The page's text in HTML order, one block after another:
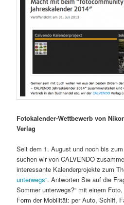
Fotokalender-Wettbewerb von
Verlag
Seit dem 1. August und noch bis
suchen wir von CALVENDO
interessante Kalenderprojekte zum
unterwegs“. Antworten Sie auf die
Sommer unterwegs?“ mit einem
Form der Mobilität: per Auto, Schiff,